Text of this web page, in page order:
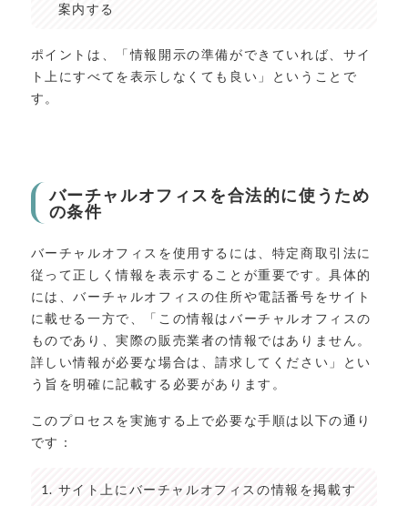
案内する
ポイントは、「情報開示の準備ができていれば、サイ
ト上にすべてを表示しなくても良い」ということで
す。
バーチャルオフィスを合法的に使うため
の条件
バーチャルオフィスを使用するには、特定商取引法に
従って正しく情報を表示することが重要です。具体的
には、バーチャルオフィスの住所や電話番号をサイト
に載せる一方で、「この情報はバーチャルオフィスの
ものであり、実際の販売業者の情報ではありません。
詳しい情報が必要な場合は、請求してください」とい
う旨を明確に記載する必要があります。
このプロセスを実施する上で必要な手順は以下の通り
です：
サイト上にバーチャルオフィスの情報を掲載す